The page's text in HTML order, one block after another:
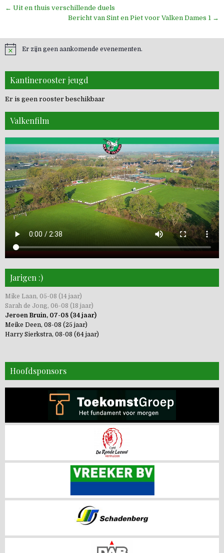
Bericht
← Uit en thuis verschillende duels
Bericht van Sint en Piet voor Valken Dames 1 →
Er zijn geen aankomende evenementen.
Kantinerooster jeugd
Er is geen rooster beschikbaar
Valkenfilm
Jarigen :)
Mike Laan, 05-08 (14 jaar)
Sarah de Jong, 06-08 (18 jaar)
Jeroen Bruin, 07-08 (34 jaar)
Meike Deen, 08-08 (25 jaar)
Harry Sierkstra, 08-08 (64 jaar)
Hoofdsponsors